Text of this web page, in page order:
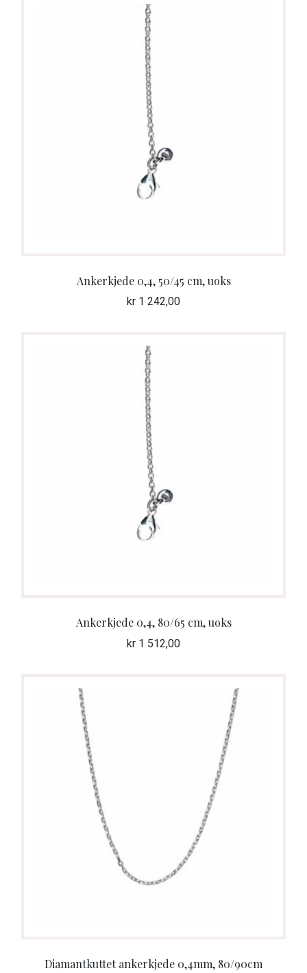
Ankerkjede 0,4, 50/45 cm, uoks
kr 1 242,00
Ankerkjede 0,4, 80/65 cm, uoks
kr 1 512,00
Diamantkuttet ankerkjede 0,4mm, 80/90cm